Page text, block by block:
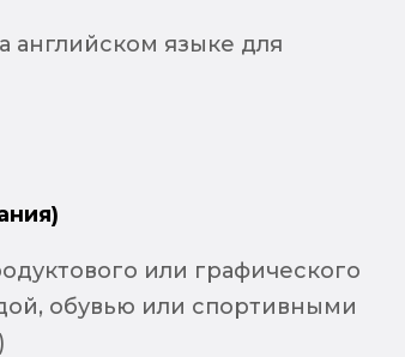
английском языке для
или графического
обувью или спортивными